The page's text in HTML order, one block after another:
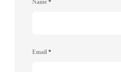
Name *
Email *